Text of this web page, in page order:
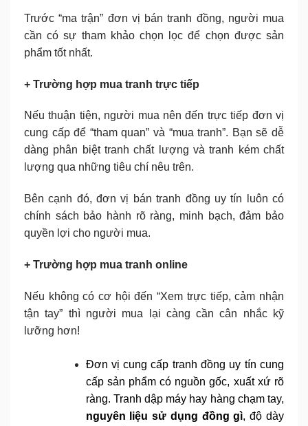
Trước “ma trận” đơn vị bán tranh đồng, người mua
cần có sự tham khảo chọn lọc để chọn được sản
phẩm tốt nhất.
+ Trường hợp mua tranh trực tiếp
Nếu thuận tiện, người mua nên đến trực tiếp đơn vị
cung cấp để “tham quan” và “mua tranh”. Bạn sẽ dễ
dàng phân biệt tranh chất lượng và tranh kém chất
lượng qua những tiêu chí nêu trên.
Bên cạnh đó, đơn vị bán tranh đồng uy tín luôn có
chính sách bảo hành rõ ràng, minh bạch, đảm bảo
quyền lợi cho người mua.
+ Trường hợp mua tranh online
Nếu không có cơ hội đến “Xem trực tiếp, cảm nhận
tận tay” thì người mua lại càng cần cân nhắc kỹ
lưỡng hơn!
Đơn vị cung cấp tranh đồng uy tín cung
cấp sản phẩm có nguồn gốc, xuất xứ rõ
ràng. Tranh dập máy hay hàng chạm tay,
nguyên liệu sử dụng đồng gì, độ dày